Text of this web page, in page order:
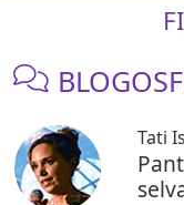
Tati